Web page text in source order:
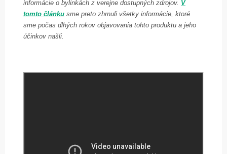
informácie o bylinkách z verejne dostupných zdrojov. V
tomto článku sme preto zhrnuli všetky informácie, ktoré
sme počas dlhých rokov objavovania tohto produktu a jeho
účinkov našli.